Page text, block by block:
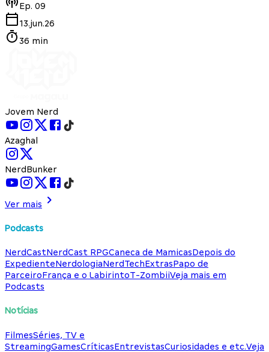
Ep. 09
13.jun.26
36 min
Jovem Nerd
Azaghal
NerdBunker
Ver mais
Podcasts
NerdCastNerdCast RPGCaneca de MamicasDepois do
ExpedienteNerdologiaNerdTechExtrasPapo de
ParceiroFrança e o LabirintoT-ZombiiVeja mais em
Podcasts
Notícias
FilmesSéries, TV e
StreamingGamesCríticasEntrevistasCuriosidades e etc.Veja